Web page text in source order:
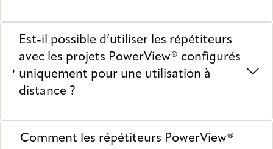
Est-il possible d’utiliser les répétiteurs
avec les projets PowerView® configurés
uniquement pour une utilisation à
distance ?
Comment les répétiteurs PowerView®